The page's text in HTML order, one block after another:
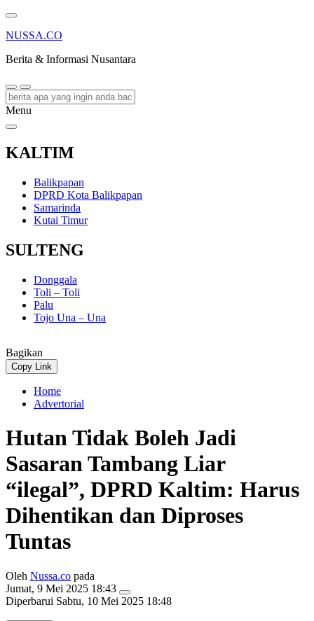
NUSSA.CO
Berita & Informasi Nusantara
Menu
KALTIM
Balikpapan
DPRD Kota Balikpapan
Samarinda
Kutai Timur
SULTENG
Donggala
Toli – Toli
Palu
Tojo Una – Una
Bagikan
Copy Link
Home
Advertorial
Hutan Tidak Boleh Jadi
Sasaran Tambang Liar
“ilegal”, DPRD Kaltim: Harus
Dihentikan dan Diproses
Tuntas
Oleh Nussa.co pada
Jumat, 9 Mei 2025 18:43
Diperbarui Sabtu, 10 Mei 2025 18:48